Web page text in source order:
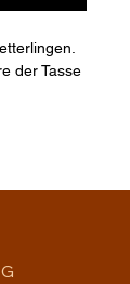
der Tasse